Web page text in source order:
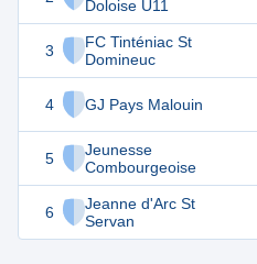
Doloise U11
3
FC Tinténiac St
Domineuc
4 GJ Pays Malouin
5
Jeunesse
Combourgeoise
6
Jeanne d'Arc St
Servan
0